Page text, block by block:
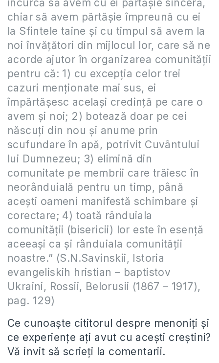
încurcă să avem cu ei părtășie sinceră,
chiar să avem părtășie împreună cu ei
la Sfintele taine și cu timpul să avem la
noi învățători din mijlocul lor, care să ne
acorde ajutor în organizarea comunității
pentru că: 1) cu excepția celor trei
cazuri menționate mai sus, ei
împărtășesc același credință pe care o
avem și noi; 2) botează doar pe cei
născuți din nou și anume prin
scufundare în apă, potrivit Cuvântului
lui Dumnezeu; 3) elimină din
comunitate pe membrii care trăiesc în
neorânduială pentru un timp, până
acești oameni manifestă schimbare și
corectare; 4) toată rânduiala
comunității (bisericii) lor este în esență
aceeași ca și rânduiala comunității
noastre.” (S.N.Savinskii, Istoria
evangeliskih hristian – baptistov
Ukraini, Rossii, Belorusii (1867 – 1917),
pag. 129)
Ce cunoaște cititorul despre menoniți și
ce experiențe ați avut cu acești creștini?
Vă invit să scrieți la comentarii.